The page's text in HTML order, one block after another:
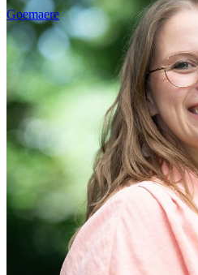
Goemaere